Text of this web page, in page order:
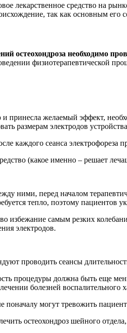
лекарственное средство на
так как основным его
остеохондроза необходимо
физиотерапевтической
принесла желаемый эффект,
размерам электродов
каждого сеанса электрофореза
(какое именно – решает
ними, перед началом
тепло, поэтому пациентов
избежание самым резких
электродов.
проводить сеансы
процедуры должна быть еще
болезней воспалительного
могут тревожить
остеохондроз шейного